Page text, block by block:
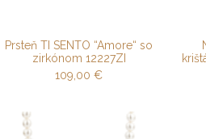
Prsteň TI SENTO “Amore“ so
zirkónom 12227ZI
109,00€